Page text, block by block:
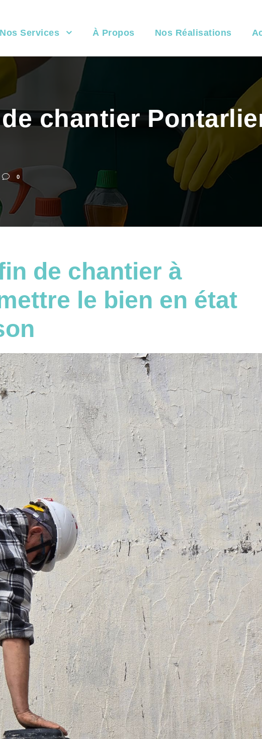
Nos Services À Propos Nos Réalisations
chantier
0
de chantier à
le bien en état